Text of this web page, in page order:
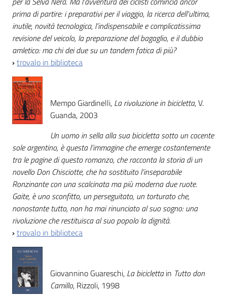
prima di partire: i preparativi per il viaggio, la ricerca dell’ultima,
inutile, novità tecnologica, l’indispensabile e complicatissima
revisione del veicolo, la preparazione del bagaglio, e il dubbio
amletico: ma chi dei due su un tandem fatica di più?
›trovalo in biblioteca
Mempo Giardinelli, La rivoluzione in bicicletta, V.
Guanda, 2003
Un uomo in sella alla sua bicicletta sotto un cocente
sole argentino, è questa l’immagine che emerge costantemente
tra le pagine di questo romanzo, che racconta la storia di un
novello Don Chisciotte, che ha sostituito l’inseparabile
Ronzinante con una scalcinata ma più moderna due ruote.
Gaite, è uno sconfitto, un perseguitato, un torturato che,
nonostante tutto, non ha mai rinunciato al suo sogno: una
rivoluzione che restituisca al suo popolo la dignità.
›trovalo in biblioteca
Giovannino Guareschi, La biciclettain Tutto don
Camillo, Rizzoli, 1998